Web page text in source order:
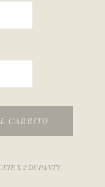
CARRITO
X 2 DE PANTY,